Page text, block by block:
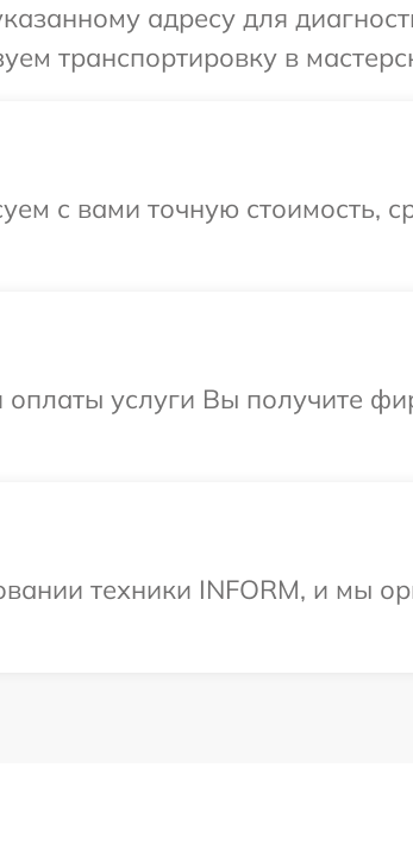
адресу для
транспортировку в
с вами точную стоимость,
оплаты услуги Вы получите
техники INFORM, и мы